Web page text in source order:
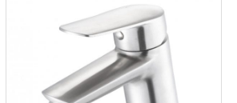
格：
NT$7,500。
價
格：
NT$6,000。